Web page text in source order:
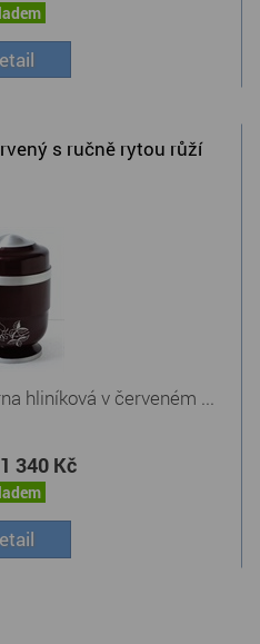
s ručně rytou růží
hliníková v červeném ...
1 340 Kč